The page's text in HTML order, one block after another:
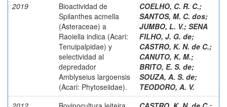
2019
Bioactividad de
Spilanthes acmella
(Asteraceae) a
Raoiella indica (Acari:
Tenuipalpidae) y
selectividad al
depredador
Amblyseius largoensis
(Acari: Phytoseiidae).
COELHO, C. R. C.;
SANTOS, M. C. dos;
JUMBO, L. V.; SENA
FILHO, J. G. de;
CASTRO, K. N. de C.;
CANUTO, K. M.;
BRITO, E. S. de;
SOUZA, A. S. de;
TEODORO, A. V.